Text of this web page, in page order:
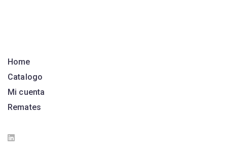
Home
Catalogo
Mi cuenta
Remates